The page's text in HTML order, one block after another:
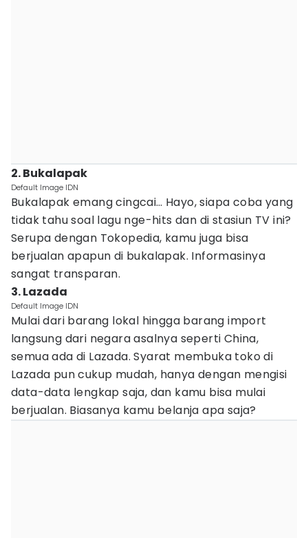
2. Bukalapak
Default Image IDN
Bukalapak emang cingcai… Hayo, siapa coba yang
tidak tahu soal lagu nge-hits dan di stasiun TV ini?
Serupa dengan Tokopedia, kamu juga bisa
berjualan apapun di bukalapak. Informasinya
sangat transparan.
3. Lazada
Default Image IDN
Mulai dari barang lokal hingga barang import
langsung dari negara asalnya seperti China,
semua ada di Lazada. Syarat membuka toko di
Lazada pun cukup mudah, hanya dengan mengisi
data-data lengkap saja, dan kamu bisa mulai
berjualan. Biasanya kamu belanja apa saja?